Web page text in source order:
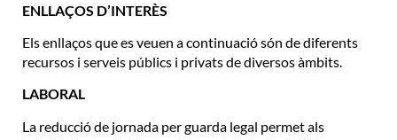
ENLLAÇOS D’INTERÈS
Els enllaços que es veuen a continuació són de diferents
recursos i serveis públics i privats de diversos àmbits.
LABORAL
La reducció de jornada per guarda legal permet als